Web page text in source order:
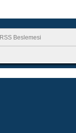
RSS Beslemesi